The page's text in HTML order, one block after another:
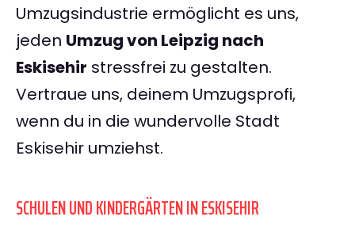
Umzugsindustrie ermöglicht es uns,
jeden Umzug von Leipzig nach
Eskisehir stressfrei zu gestalten.
Vertraue uns, deinem Umzugsprofi,
wenn du in die wundervolle Stadt
Eskisehir umziehst.
SCHULEN UND KINDERGÄRTEN IN ESKISEHIR